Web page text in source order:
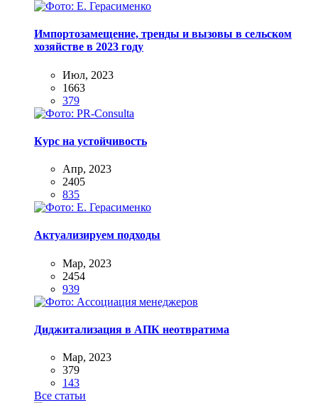
Импортозамещение, тренды и вызовы в сельском
хозяйстве в 2023 году
Июл, 2023
1663
379
Курс на устойчивость
Апр, 2023
2405
835
Актуализируем подходы
Мар, 2023
2454
939
Диджитализация в АПК неотвратима
Мар, 2023
379
143
Все статьи